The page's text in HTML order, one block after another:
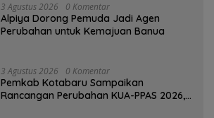
3 Agustus 2026 0 Komentar
‎Alpiya Dorong Pemuda Jadi Agen
Perubahan untuk Kemajuan Banua ‎
3 Agustus 2026 0 Komentar
Pemkab Kotabaru Sampaikan
Rancangan Perubahan KUA-PPAS 2026,